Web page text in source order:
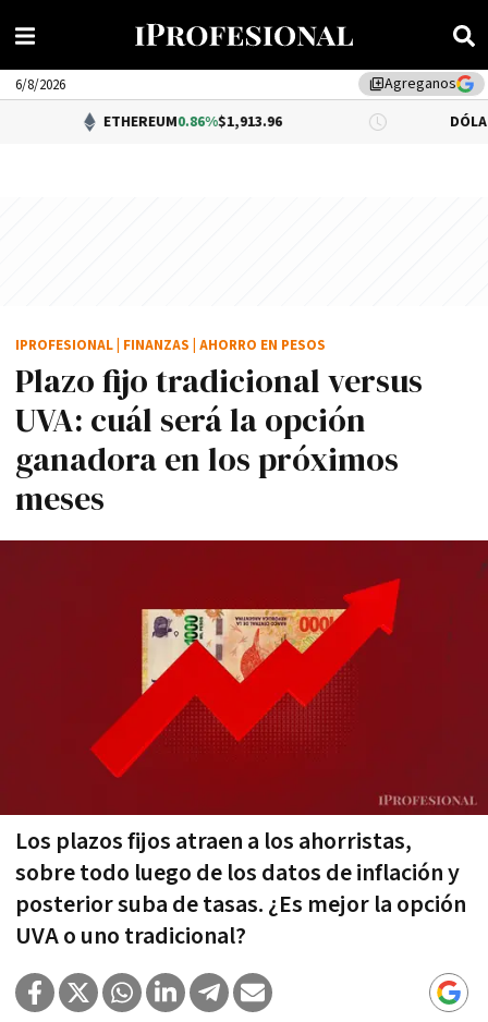
library_addAgreganos
6/8/2026
0.86%$1,913.96 DÓLAR BNA 0.34%
Plazo fijo tradicional versus
UVA: cuál será la opción
ganadora en los próximos
meses
Los plazos fijos atraen a los ahorristas,
sobre todo luego de los datos de inflación y
posterior suba de tasas. ¿Es mejor la opción
UVA o uno tradicional?
IPROFESIONAL FINANZAS AHORRO EN PESOS